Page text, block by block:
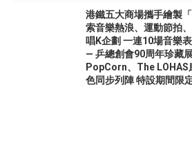
港鐵五大商場攜手繪製
索音樂熱浪、運動節拍
唱K企劃 一連10場音樂
— 乒總創會90周年珍藏
PopCorn、The
色同步列陣 特設期間限